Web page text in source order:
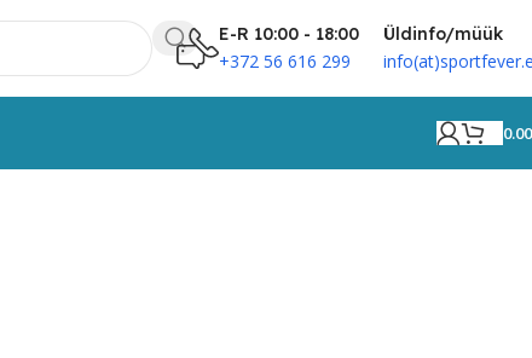
E-R 10:00 - 18:00
+372 56 616 299
Üldinfo/müük